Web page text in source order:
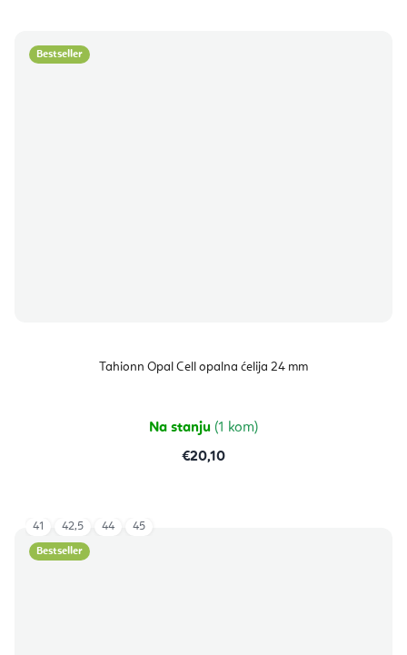
Bestseller
Tahionn Opal Cell opalna ćelija 24 mm
Na stanju (1 kom)
€20,10
Bestseller
41 42,5 44 45